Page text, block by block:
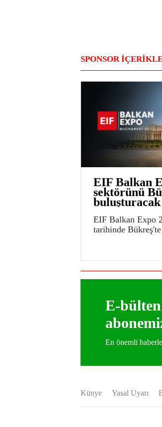
SPONSOR
EIF Balkan
sektörünü
buluşturacak
EIF Balkan Expo
tarihinde
E-bülten
En önemli
Künye Yasal Uyarı